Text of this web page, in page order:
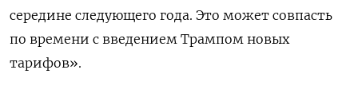
середине следующего года. Это может совпасть
по времени с введением Трампом новых
тарифов».